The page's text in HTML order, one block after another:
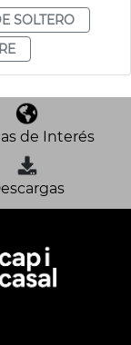
SOLTERO
de Interés